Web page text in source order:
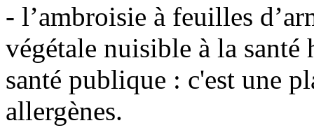
- l’ambroisie à feuilles
végétale nuisible à la santé
santé publique : c'est une
allergènes.